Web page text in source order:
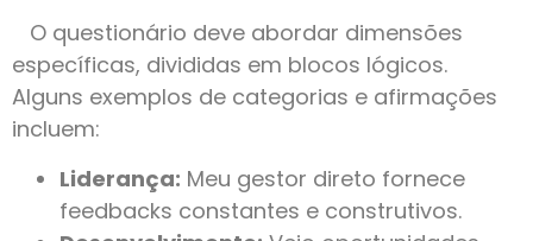
O questionário deve abordar dimensões
específicas, divididas em blocos lógicos.
Alguns exemplos de categorias e afirmações
incluem:
Liderança: Meu gestor direto fornece
feedbacks constantes e construtivos.